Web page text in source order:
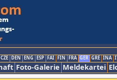
CZE DEN ENG ESP FAI FIN FRA GER GRE INA
Foto-Galerie Meldekartei